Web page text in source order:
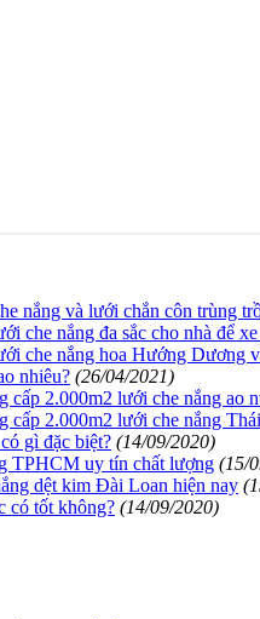
nắng và lưới chắn côn trùng
che nắng đa sắc cho nhà để
che nắng hoa Hướng Dương
nhiêu? (26/04/2021)
cấp 2.000m2 lưới che nắng ao
cấp 2.000m2 lưới che nắng
gì đặc biệt? (14/09/2020)
TPHCM uy tín chất lượng (15/
dệt kim Đài Loan hiện nay
có tốt không? (14/09/2020)